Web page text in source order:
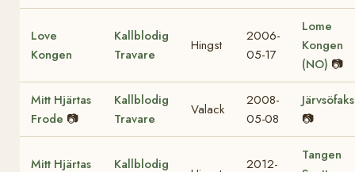
Love
Kongen
Kallblodig
Travare
Hingst
2006-
05-17
Lome
Kongen
(NO) 📷
Mitt Hjärtas
Frode 📷
Kallblodig
Travare
Valack
2008-
05-08
Järvsöfaks
📷
Mitt Hjärtas Kallblodig 2012-
Tangen